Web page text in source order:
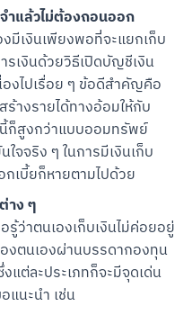
ำแล้วไม่ต้องถอนออก
มีเงินเพียงพอที่จะแยกเก็บ
รเงินด้วยวิธีเปิดบัญชีเงิน
งไปเรื่อย ๆ ข้อดีสำคัญคือ
างรายได้ทางอ้อมให้กับ
ก็สูงกว่าแบบออมทรัพย์
จจริง ๆ ในการมีเงินเก็บ
กเบี้ยก็หายตามไปด้วย
าง ๆ
รู้ว่าตนเองเก็บเงินไม่ค่อยอยู่
งตนเองผ่านบรรดากองทุน
แต่ละประเภทก็จะมีจุดเด่น
แนะนำ เช่น